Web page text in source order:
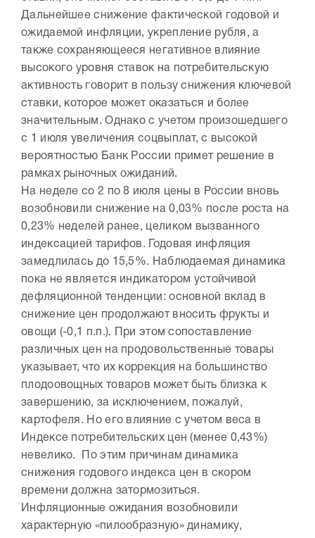
Дальнейшее снижение фактической годовой и
ожидаемой инфляции, укрепление рубля, а
также сохраняющееся негативное влияние
высокого уровня ставок на потребительскую
активность говорит в пользу снижения ключевой
ставки, которое может оказаться и более
значительным. Однако с учетом произошедшего
с 1 июля увеличения соцвыплат, с высокой
вероятностью Банк России примет решение в
рамках рыночных ожиданий.
На неделе со 2 по 8 июля цены в России вновь
возобновили снижение на 0,03% после роста на
0,23% неделей ранее, целиком вызванного
индексацией тарифов. Годовая инфляция
замедлилась до 15,5%. Наблюдаемая динамика
пока не является индикатором устойчивой
дефляционной тенденции: основной вклад в
снижение цен продолжают вносить фрукты и
овощи (-0,1 п.п.). При этом сопоставление
различных цен на продовольственные товары
указывает, что их коррекция на большинство
плодоовощных товаров может быть близка к
завершению, за исключением, пожалуй,
картофеля. Но его влияние с учетом веса в
Индексе потребительских цен (менее 0,43%)
невелико. По этим причинам динамика
снижения годового индекса цен в скором
времени должна затормозиться.
Инфляционные ожидания возобновили
характерную «пилообразную» динамику,